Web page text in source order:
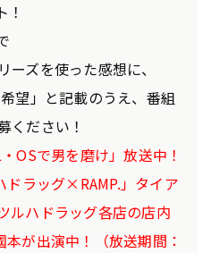
ズを使った感想に、
望」と記載のうえ、番組
ください！
OSで男を磨け」放送中！
ラッグ×RAMP.」タイア
ルハドラッグ各店の店内
が出演中！（放送期間：